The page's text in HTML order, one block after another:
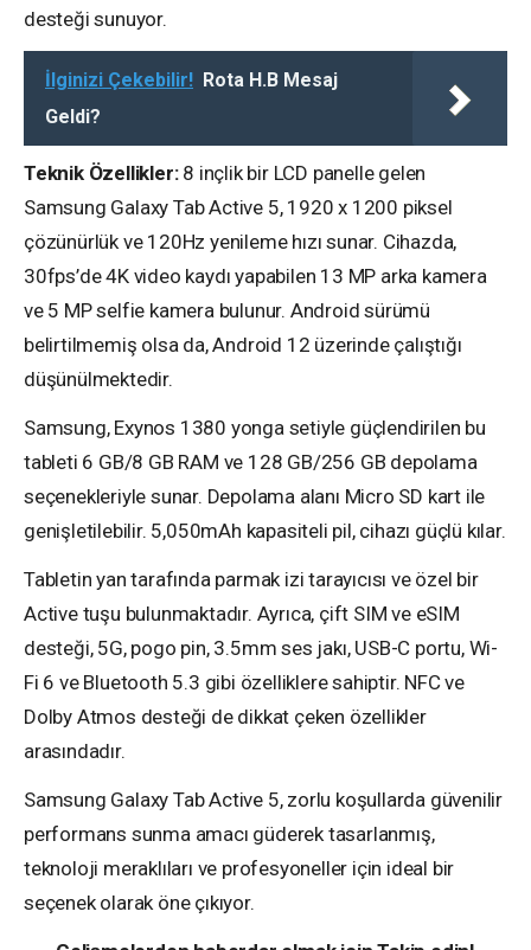
desteği sunuyor.
İlginizi Çekebilir! Rota H.B Mesaj
Geldi?
Teknik Özellikler:8 inçlik bir LCD panelle gelen
Samsung Galaxy Tab Active 5, 1920 x 1200 piksel
çözünürlük ve 120Hz yenileme hızı sunar. Cihazda,
30fps’de 4K video kaydı yapabilen 13 MP arka kamera
ve 5 MP selfie kamera bulunur. Android sürümü
belirtilmemiş olsa da, Android 12 üzerinde çalıştığı
düşünülmektedir.
Samsung, Exynos 1380 yonga setiyle güçlendirilen bu
tableti 6 GB/8 GB RAM ve 128 GB/256 GB depolama
seçenekleriyle sunar. Depolama alanı Micro SD kart ile
genişletilebilir. 5,050mAh kapasiteli pil, cihazı güçlü kılar.
Tabletin yan tarafında parmak izi tarayıcısı ve özel bir
Active tuşu bulunmaktadır. Ayrıca, çift SIM ve eSIM
desteği, 5G, pogo pin, 3.5mm ses jakı, USB-C portu, Wi-
Fi 6 ve Bluetooth 5.3 gibi özelliklere sahiptir. NFC ve
Dolby Atmos desteği de dikkat çeken özellikler
arasındadır.
Samsung Galaxy Tab Active 5, zorlu koşullarda güvenilir
performans sunma amacı güderek tasarlanmış,
teknoloji meraklıları ve profesyoneller için ideal bir
seçenek olarak öne çıkıyor.